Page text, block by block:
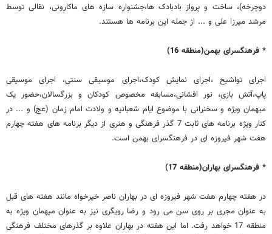
دوچرخه)، ساخت و پرواز بادبادک ها،جشنواره سازه های ماکارونی، نقالی توسط
مرشد میرزا علی و ... از جمله این برنامه ها هستند.
* فرهنگسرای بهمن(منطقه 16)
اجرای تواشیح ،اجرای نمایش کودک،اجرای موسیقی سنتی، اجرای موسیقی
پاپ،آتش بازی، نور افشانی،مسابقه مخصوص کودکان و بزرگسالان،حضور یک
میهمان ویژه و سخنرانی با موضوع ایام شعبانیه و ولادت امام زمان (عج) و ... در
کنار ویژه برنامه های ثابت 7 گذر فرهنگی و هنری از دیگر برنامه های هفته چهارم
هفت شهر فیروزه ای در فرهنگسرای بهمن است.
* فرهنگسرای بهاران(منطقه 17)
در هفته چهارم هفت شهر فیروزه ای در بهاران ناصر خیرخواه مانند هفته های قبل
به عنوان مجری بر روی سن می رود و رضا رویگری نیز به عنوان میهمان ویژه به
منطقه 17 خواهد رفت. اما این هفته در بهاران علاوه بر گذرهای مختلف فرهنگی